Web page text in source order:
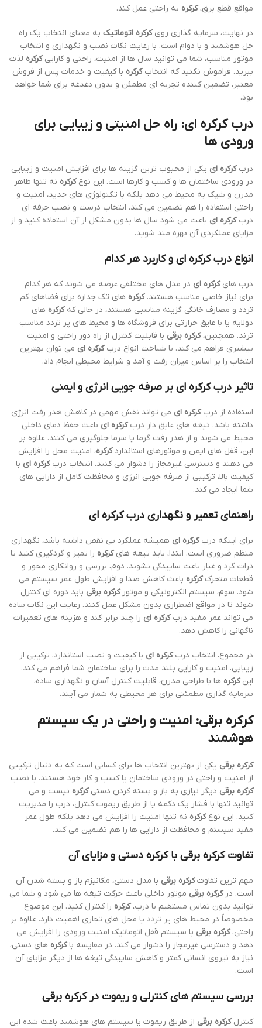
مواقع قطع برق،کرکره به راحتی عمل کند.
در نهایت، سرمایه گذاری رویکرکره اتوماتیک به معنای انتخاب یک راه
حل هوشمند و با دوام است. با رعایت نکات نصب و نگهداری و انتخاب
موتور مناسب، شما می توانید سال ها از امنیت، راحتی و کاراییکرکره لذت
ببرید. فراموش نکنید که انتخابکرکره با کیفیت و خدمات پس از فروش
معتبر، تضمین کننده تجربه ای مطمئن و بدون دغدغه برای شما خواهد
بود.
دربکرکره ای: راه حل امنیتی و زیبایی برای
ورودی ها
دربکرکره ای یکی از محبوب ترین گزینه ها برای افزایش امنیت و زیبایی
در ورودی ساختمان ها و کسب و کارها است. این نوعکرکره نه تنها ظاهر
مدرن و شیک به محیط می دهد بلکه با تکنولوژی های جدید، امنیت و
راحتی استفاده را هم تضمین می کند. انتخاب درست و نصب حرفه ای
دربکرکره ای باعث می شود سال ها بدون مشکل از آن استفاده کنید و از
مزایای عملکردی آن بهره مند شوید.
انواع دربکرکره ای و کاربرد هر کدام
درب هایکرکره ای در مدل های مختلفی عرضه می شوند که هر کدام
برای نیاز خاصی مناسب هستند.کرکره های تک جداره برای فضاهای کم
تردد و مصارف خانگی گزینه مناسبی هستند، در حالی کهکرکره های
دولایه یا با عایق حرارتی برای فروشگاه ها و محیط های پر تردد مناسب
ترند. همچنین،کرکره برقی با قابلیت کنترل از راه دور راحتی و امنیت
بیشتری فراهم می کند. با شناخت انواع دربکرکره ای می توان بهترین
انتخاب را بر اساس میزان رفت و آمد و شرایط محیطی انجام داد.
تاثیر دربکرکره ای بر صرفه جویی انرژی و ایمنی
استفاده از دربکرکره ای می تواند نقش مهمی در کاهش هدر رفت انرژی
داشته باشد. تیغه های عایق دار دربکرکره ای باعث حفظ دمای داخلی
محیط می شوند و از هدر رفت گرما یا سرما جلوگیری می کنند. علاوه بر
این، قفل های ایمن و موتورهای استانداردکرکره، امنیت محل را افزایش
می دهند و دسترسی غیرمجاز را دشوار می کنند. انتخاب دربکرکره ای با
کیفیت بالا، ترکیبی از صرفه جویی انرژی و محافظت کامل از دارایی های
شما ایجاد می کند.
راهنمای تعمیر و نگهداری دربکرکره ای
برای اینکه دربکرکره ای همیشه عملکرد بی نقص داشته باشد، نگهداری
منظم ضروری است. ابتدا، باید تیغه هایکرکره را تمیز و گردگیری کنید تا
ذرات گرد و غبار باعث ساییدگی نشوند. دوم، بررسی و روانکاری محور و
قطعات متحرککرکره باعث کاهش صدا و افزایش طول عمر سیستم می
شود. سوم، سیستم الکترونیکی و موتورکرکره برقی باید دوره ای کنترل
شوند تا در مواقع اضطراری بدون مشکل عمل کنند. رعایت این نکات ساده
می تواند عمر مفید دربکرکره ای را چند برابر کند و هزینه های تعمیرات
ناگهانی را کاهش دهد.
در مجموع، انتخاب دربکرکره ای با کیفیت و نصب استاندارد، ترکیبی از
زیبایی، امنیت و کارایی بلند مدت را برای ساختمان شما فراهم می کند.
اینکرکره ها با طراحی مدرن، قابلیت کنترل آسان و نگهداری ساده،
سرمایه گذاری مطمئنی برای هر محیطی به شمار می آیند.
کرکره برقی: امنیت و راحتی در یک سیستم
هوشمند
کرکره برقی یکی از بهترین انتخاب ها برای کسانی است که به دنبال ترکیبی
از امنیت و راحتی در ورودی ساختمان یا کسب و کار خود هستند. با نصب
کرکره برقی دیگر نیازی به باز و بسته کردن دستیکرکره نیست و می
توانید تنها با فشار یک دکمه یا از طریق ریموت کنترل، درب را مدیریت
کنید. این نوعکرکره نه تنها امنیت را افزایش می دهد بلکه طول عمر
مفید سیستم و محافظت از دارایی ها را هم تضمین می کند.
تفاوتکرکره برقی با کرکره دستی و مزایای آن
مهم ترین تفاوتکرکره برقی با مدل دستی، مکانیزم باز و بسته شدن آن
است. درکرکره برقی موتور داخلی باعث حرکت تیغه ها می شود و شما می
توانید بدون تماس مستقیم با درب،کرکره را کنترل کنید. این موضوع
مخصوصاً در محیط های پر تردد یا محل های تجاری اهمیت دارد. علاوه بر
راحتی،کرکره برقی با سیستم قفل اتوماتیک امنیت ورودی را افزایش می
دهد و دسترسی غیرمجاز را دشوار می کند. در مقایسه باکرکره های دستی،
نیاز به نیروی انسانی کمتر و کاهش ساییدگی تیغه ها از دیگر مزایای آن
است.
بررسی سیستم های کنترلی و ریموت درکرکره برقی
کنترلکرکره برقی از طریق ریموت یا سیستم های هوشمند باعث شده این